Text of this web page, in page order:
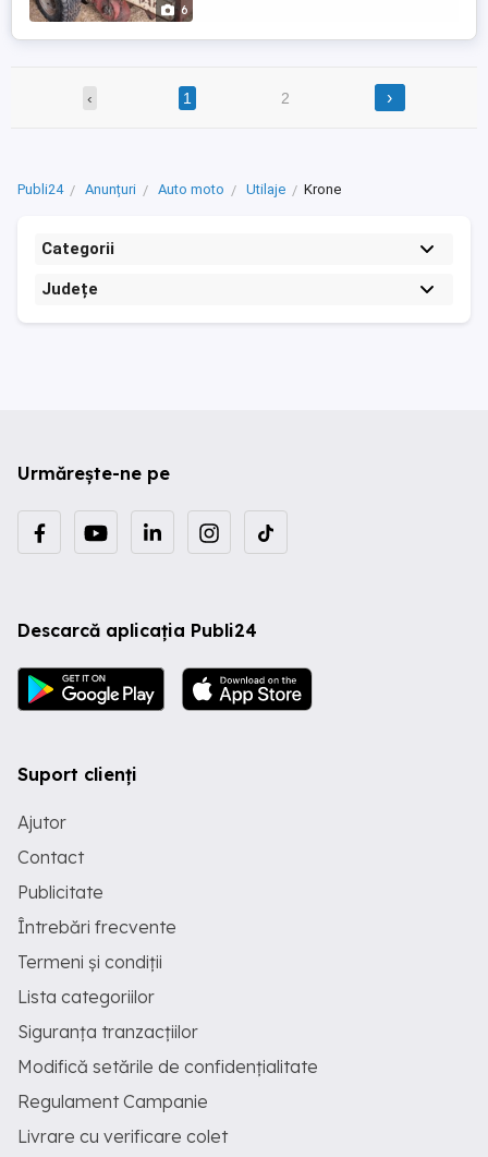
6
‹ 1 2 ›
Publi24 Anunțuri Auto moto Utilaje Krone
Categorii
Județe
Urmărește-ne pe
Descarcă aplicația Publi24
Suport clienți
Ajutor
Contact
Publicitate
Întrebări frecvente
Termeni și condiții
Lista categoriilor
Siguranța tranzacțiilor
Modifică setările de confidențialitate
Regulament Campanie
Livrare cu verificare colet